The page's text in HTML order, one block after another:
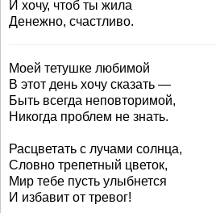
И хочу, чтоб ты жила
Денежно, счастливо.
Моей тетушке любимой
В этот день хочу сказать —
Быть всегда неповторимой,
Никогда проблем не знать.
Расцветать с лучами солнца,
Словно трепетный цветок,
Мир тебе пусть улыбнется
И избавит от тревог!